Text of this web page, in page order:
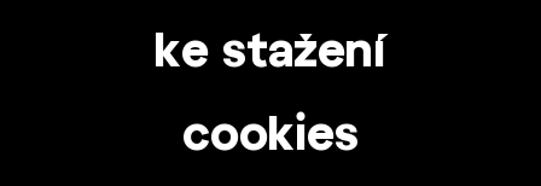
ke stažení
cookies